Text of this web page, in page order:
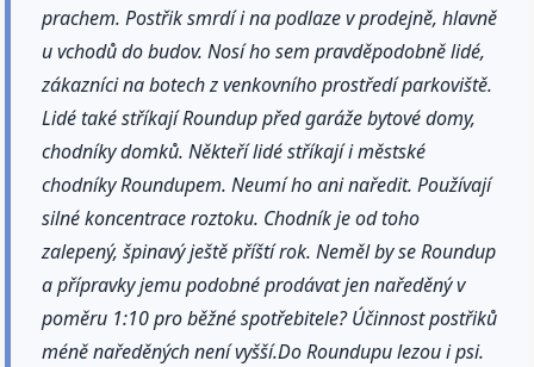
prachem. Postřik smrdí i na podlaze v prodejně, hlavně
u vchodů do budov. Nosí ho sem pravděpodobně lidé,
zákazníci na botech z venkovního prostředí parkoviště.
Lidé také stříkají Roundup před garáže bytové domy,
chodníky domků. Někteří lidé stříkají i městské
chodníky Roundupem. Neumí ho ani naředit. Používají
silné koncentrace roztoku. Chodník je od toho
zalepený, špinavý ještě příští rok. Neměl by se Roundup
a přípravky jemu podobné prodávat jen naředěný v
poměru 1:10 pro běžné spotřebitele? Účinnost postřiků
méně naředěných není vyšší.Do Roundupu lezou i psi.